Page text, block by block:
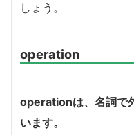
しょう。
operation
operationは、名詞で
います。